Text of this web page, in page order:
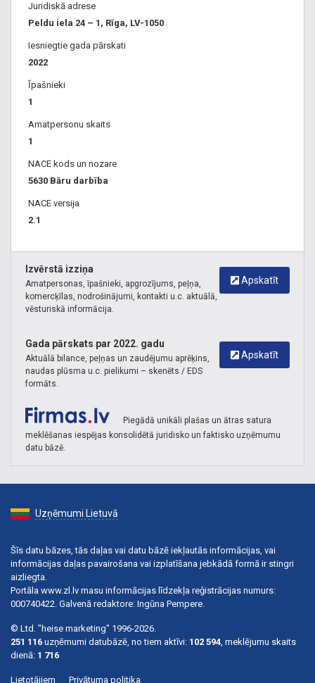
Juridiskā adrese
Peldu iela 24 – 1, Rīga, LV-1050
Iesniegtie gada pārskati
2022
Īpašnieki
1
Amatpersonu skaits
1
NACE kods un nozare
5630 Bāru darbība
NACE versija
2.1
Apskatīt
Izvērstā izziņa
Amatpersonas, īpašnieki, apgrozījums, peļņa,
komercķīlas, nodrošinājumi, kontakti u.c. aktuālā,
vēsturiskā informācija.
Apskatīt
Gada pārskats par 2022. gadu
Aktuālā bilance, peļņas un zaudējumu aprēķins,
naudas plūsma u.c. pielikumi – skenēts / EDS
formāts.
Piegādā unikāli plašas un ātras satura
meklēšanas iespējas konsolidētā juridisko un faktisko uzņēmumu
datu bāzē.
Uzņēmumi Lietuvā
Šīs datu bāzes, tās daļas vai datu bāzē iekļautās informācijas, vai
informācijas daļas pavairošana vai izplatīšana jebkādā formā ir stingri
aizliegta.
Portāla www.zl.lv masu informācijas līdzekļa reģistrācijas numurs:
000740422. Galvenā redaktore: Ingūna Pempere.
© Ltd. "heise marketing" 1996-2026.
251 116 uzņēmumi datubāzē, no tiem aktīvi: 102 594, meklējumu skaits
dienā: 1 716
Lietotājiem Privātuma politika